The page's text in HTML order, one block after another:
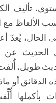
تأليف
الألفاظ مع
الحال، يُعدّ
الحديث عن
طويل،
الدقائق أو
بأكملها